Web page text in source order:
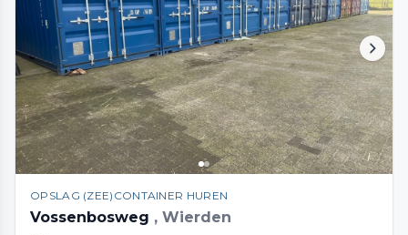
OPSLAG (ZEE)CONTAINER HUREN
Vossenbosweg , Wierden